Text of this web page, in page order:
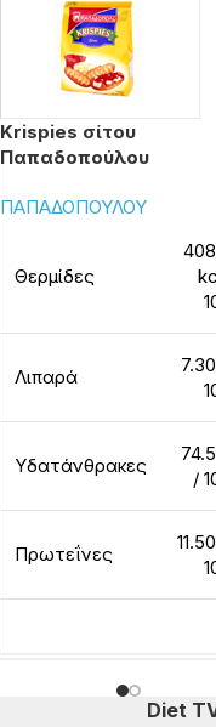
Krispies σίτου
Παπαδοπούλου
ΠΑΠΑΔΟΠΟΥΛΟΥ
Θερμίδες
Λιπαρά
Υδατάνθρακες
/
Πρωτεΐνες
Diet